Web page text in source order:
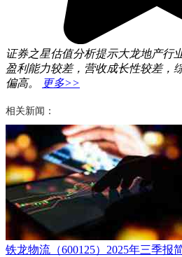
证券之星估值分析提示大龙地产行
盈利能力较差，营收成长性较差，
偏高。
更多>>
相关新闻：
铁龙物流（600125）2025年三季报